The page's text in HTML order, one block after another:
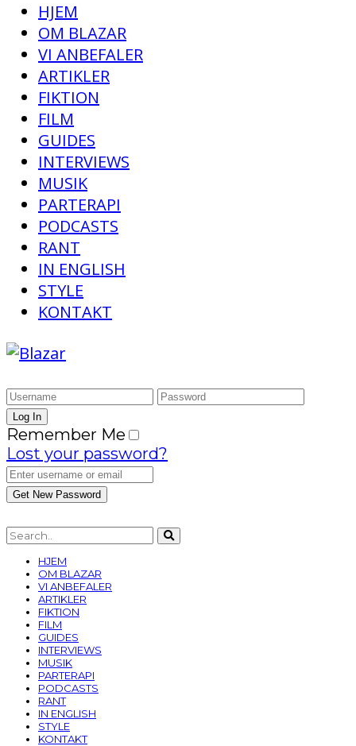
HJEM
OM BLAZAR
VI ANBEFALER
ARTIKLER
FIKTION
FILM
GUIDES
INTERVIEWS
MUSIK
PARTERAPI
PODCASTS
RANT
IN ENGLISH
STYLE
KONTAKT
Remember Me
Lost your password?
HJEM
OM BLAZAR
VI ANBEFALER
ARTIKLER
FIKTION
FILM
GUIDES
INTERVIEWS
MUSIK
PARTERAPI
PODCASTS
RANT
IN ENGLISH
STYLE
KONTAKT